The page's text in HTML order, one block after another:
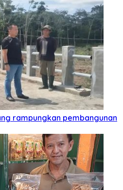
rampungkan pembangunan